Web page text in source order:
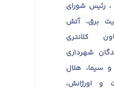
، رئیس شورای
برق، آتش
کلانتری
شهرداری
سیما، هلال
و اورژانش،